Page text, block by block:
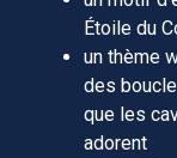
Étoile du
un thème
des
que les
adorent